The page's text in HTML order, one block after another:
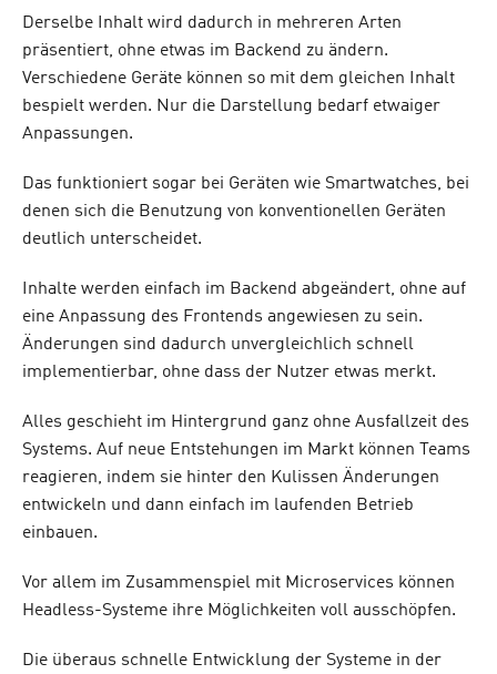
Derselbe Inhalt wird dadurch in mehreren Arten
präsentiert, ohne etwas im Backend zu ändern.
Verschiedene Geräte können so mit dem gleichen Inhalt
bespielt werden. Nur die Darstellung bedarf etwaiger
Anpassungen.
Das funktioniert sogar bei Geräten wie Smartwatches, bei
denen sich die Benutzung von konventionellen Geräten
deutlich unterscheidet.
Inhalte werden einfach im Backend abgeändert, ohne auf
eine Anpassung des Frontends angewiesen zu sein.
Änderungen sind dadurch unvergleichlich schnell
implementierbar, ohne dass der Nutzer etwas merkt.
Alles geschieht im Hintergrund ganz ohne Ausfallzeit des
Systems. Auf neue Entstehungen im Markt können Teams
reagieren, indem sie hinter den Kulissen Änderungen
entwickeln und dann einfach im laufenden Betrieb
einbauen.
Vor allem im Zusammenspiel mit Microservices können
Headless-Systeme ihre Möglichkeiten voll ausschöpfen.
Die überaus schnelle Entwicklung der Systeme in der